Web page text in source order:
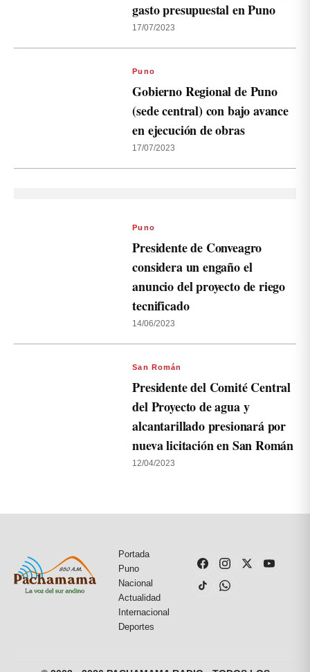
gasto presupuestal en Puno
17/07/2023
Puno
Gobierno Regional de Puno
(sede central) con bajo avance
en ejecución de obras
17/07/2023
Puno
Presidente de Conveagro
considera un engaño el
anuncio del proyecto de riego
tecnificado
14/06/2023
San Román
Presidente del Comité Central
del Proyecto de agua y
alcantarillado presionará por
nueva licitación en San Román
12/04/2023
Portada
Puno
Nacional
Actualidad
Internacional
Deportes